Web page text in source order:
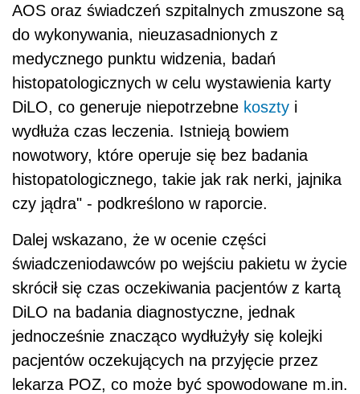
AOS oraz świadczeń szpitalnych zmuszone są
do wykonywania, nieuzasadnionych z
medycznego punktu widzenia, badań
histopatologicznych w celu wystawienia karty
DiLO, co generuje niepotrzebne koszty i
wydłuża czas leczenia. Istnieją bowiem
nowotwory, które operuje się bez badania
histopatologicznego, takie jak rak nerki, jajnika
czy jądra" - podkreślono w raporcie.
Dalej wskazano, że w ocenie części
świadczeniodawców po wejściu pakietu w życie
skrócił się czas oczekiwania pacjentów z kartą
DiLO na badania diagnostyczne, jednak
jednocześnie znacząco wydłużyły się kolejki
pacjentów oczekujących na przyjęcie przez
lekarza POZ, co może być spowodowane m.in.